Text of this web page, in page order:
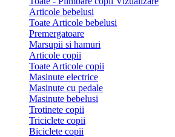
Articole bebelusi
Toate Articole bebelusi
Premergatoare
Marsupii si hamuri
Articole copii
Toate Articole copii
Masinute electrice
Masinute cu pedale
Masinute bebelusi
Trotinete copii
Triciclete copii
Biciclete copii